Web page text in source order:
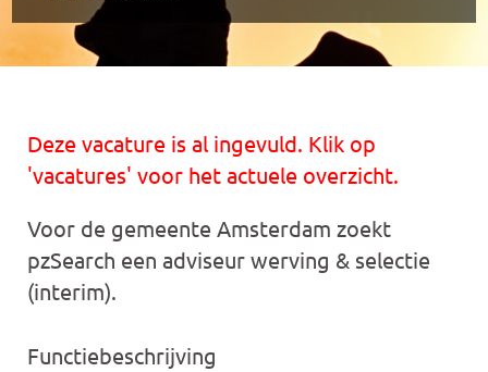
Deze vacature is al ingevuld. Klik op
'vacatures' voor het actuele overzicht.
Voor de gemeente Amsterdam zoekt
pzSearch een adviseur werving & selectie
(interim).
Functiebeschrijving